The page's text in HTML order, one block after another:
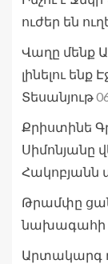
ուժեր են
Վաղը մենք
լինելու
Տեսանյութ
Քրիստինե
Սիմոնյանը
Հակոբյանն
Թրամփը
նախագահի
Արտակարգ